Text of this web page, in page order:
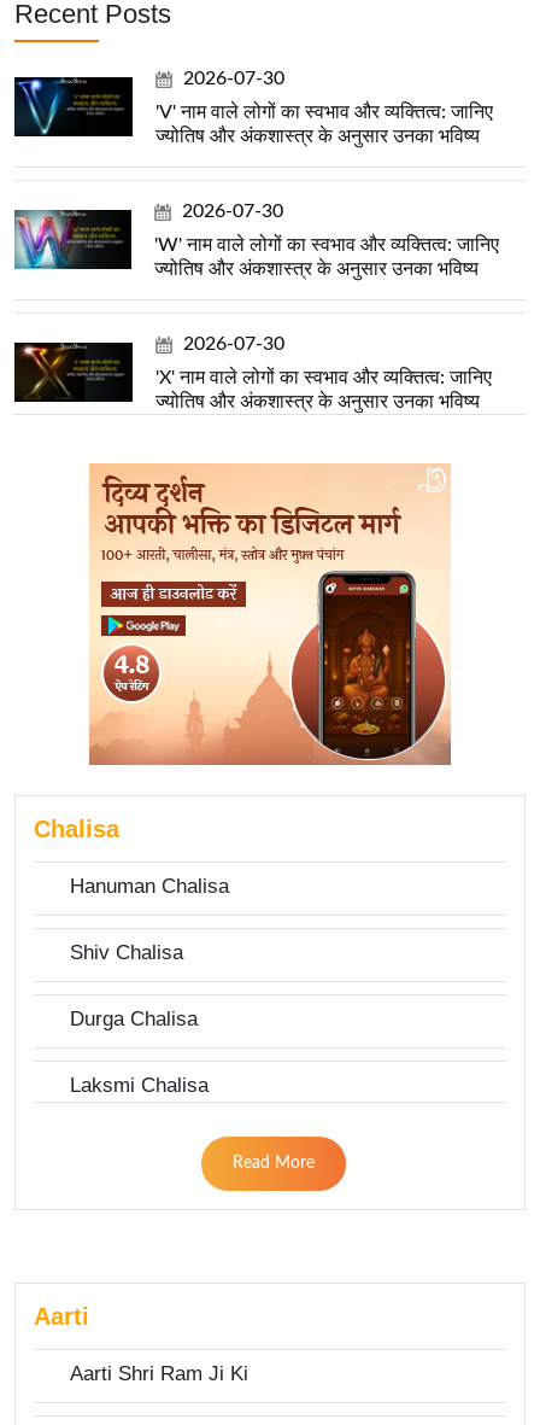
Recent Posts
2026-07-30
'V' नाम वाले लोगों का स्वभाव और व्यक्तित्व: जानिए
ज्योतिष और अंकशास्त्र के अनुसार उनका भविष्य
2026-07-30
'W' नाम वाले लोगों का स्वभाव और व्यक्तित्व: जानिए
ज्योतिष और अंकशास्त्र के अनुसार उनका भविष्य
2026-07-30
'X' नाम वाले लोगों का स्वभाव और व्यक्तित्व: जानिए
ज्योतिष और अंकशास्त्र के अनुसार उनका भविष्य
Chalisa
Hanuman Chalisa
Shiv Chalisa
Durga Chalisa
Laksmi Chalisa
Read More
Aarti
Aarti Shri Ram Ji Ki